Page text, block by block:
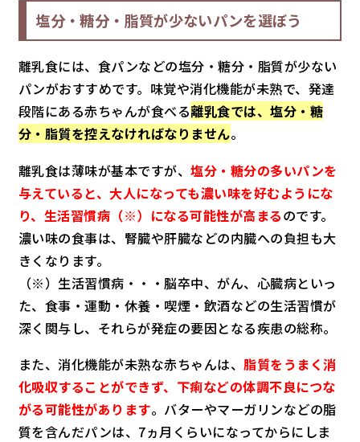
塩分・糖分・脂質が少ないパンを選ぼう
離乳食には、食パンなどの塩分・糖分・脂質が少ない
パンがおすすめです。味覚や消化機能が未熟で、発達
段階にある赤ちゃんが食べる離乳食では、塩分・糖
分・脂質を控えなければなりません。
離乳食は薄味が基本ですが、塩分・糖分の多いパンを
与えていると、大人になっても濃い味を好むようにな
り、 生活習慣病 （※）になる可能性が高まるのです。
濃い味の食事は、腎臓や肝臓などの内臓への負担も大
きくなります。
（※）生活習慣病・・・脳卒中、がん、心臓病といっ
た、食事・運動・休養・喫煙・飲酒などの生活習慣が
深く関与し、それらが発症の要因となる疾患の総称。
また、消化機能が未熟な赤ちゃんは、脂質をうまく消
化吸収することができず、下痢などの体調不良につな
がる可能性があります。バターやマーガリンなどの脂
質を含んだパンは、7ヵ月くらいになってからにしま